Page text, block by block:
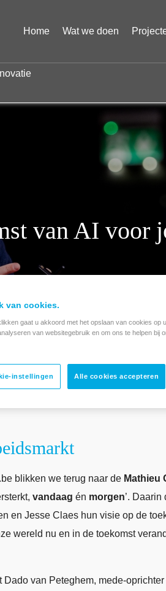
Home Wat we doen
van AI voor
blikken we terug naar de Mathieu
vandaag én morgen’.
en Jesse Claes hun visie op de
wereld nu en in de toekomst
van Peteghem, mede-
van cookies.
gaat u akkoord met het opslaan van cookies op
van websitegebruik en om ons te helpen bij
Alle cookies accepteren
instellingen